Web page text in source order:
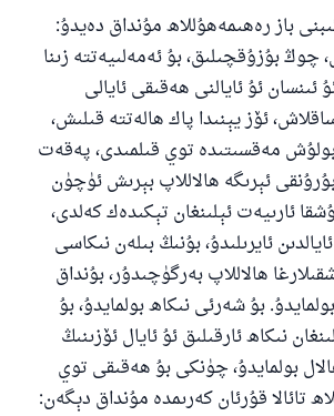
باز رەھىمەھۇللاھ مۇنداق دەيدۇ:
چوڭ بۇزۇقچىلىق، بۇ ئەمەلىيەتتە زىنا
ئىنسان ئۇ ئايالنى ھەقىقى ئايالى
ئۆز يېنىدا پاك ھالەتتە قىلىش،
مەقسىتىدە توي قىلمىدى، پەقەت
ئېرىگە ھالاللاپ بېرىش ئۈچۈن
ئارىيەت ئېلىنغان تېكىدەك كەلدى،
ئايرىلىدۇ، بۇنىڭ بىلەن نىكاسى
ھالاللاپ بەرگۈچىدۇر، بۇنداق
بۇ شەرئى نىكاھ بولمايدۇ، بۇ
نىكاھ ئارقىلىق ئۇ ئايال ئۆزىنىڭ
بولمايدۇ، چۈنكى بۇ ھەقىقى توي
تائالا قۇرئان كەرىمدە مۇنداق دېگەن:
- نومۇرلۇق سوئالنىڭ جاۋابى
ساقلاپ قالدى